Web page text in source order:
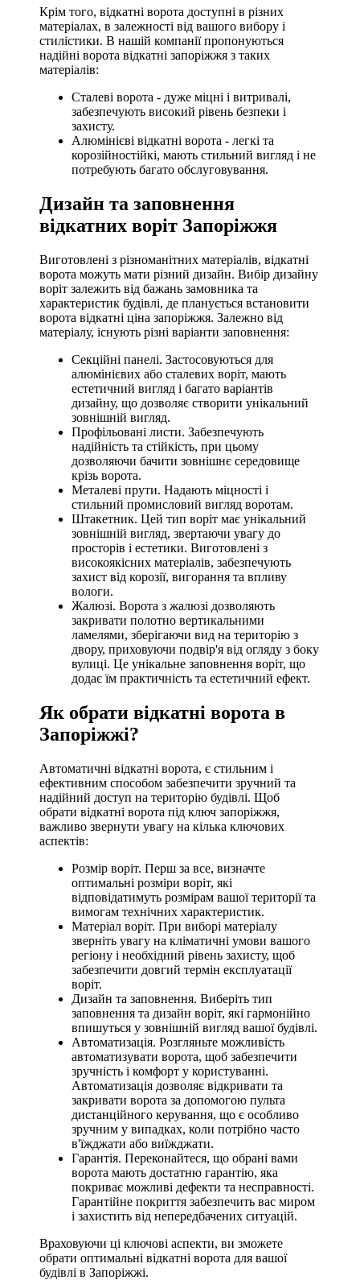
Крім того, відкатні ворота доступні в різних
матеріалах, в залежності від вашого вибору і
стилістики. В нашій компанії пропонуються
надійні ворота відкатні запоріжжя з таких
матеріалів:
Сталеві ворота - дуже міцні і витривалі,
забезпечують високий рівень безпеки і
захисту.
Алюмінієві відкатні ворота - легкі та
корозійностійкі, мають стильний вигляд і не
потребують багато обслуговування.
Дизайн та заповнення
відкатних воріт Запоріжжя
Виготовлені з різноманітних матеріалів, відкатні
ворота можуть мати різний дизайн. Вибір дизайну
воріт залежить від бажань замовника та
характеристик будівлі, де планується встановити
ворота відкатні ціна запоріжжя. Залежно від
матеріалу, існують різні варіанти заповнення:
Секційні панелі. Застосовуються для
алюмінієвих або сталевих воріт, мають
естетичний вигляд і багато варіантів
дизайну, що дозволяє створити унікальний
зовнішній вигляд.
Профільовані листи. Забезпечують
надійність та стійкість, при цьому
дозволяючи бачити зовнішнє середовище
крізь ворота.
Металеві прути. Надають міцності і
стильний промисловий вигляд воротам.
Штакетник. Цей тип воріт має унікальний
зовнішній вигляд, звертаючи увагу до
просторів і естетики. Виготовлені з
високоякісних матеріалів, забезпечують
захист від корозії, вигорання та впливу
вологи.
Жалюзі. Ворота з жалюзі дозволяють
закривати полотно вертикальними
ламелями, зберігаючи вид на територію з
двору, приховуючи подвір'я від огляду з боку
вулиці. Це унікальне заповнення воріт, що
додає їм практичність та естетичний ефект.
Як обрати відкатні ворота в
Запоріжжі?
Автоматичні відкатні ворота, є стильним і
ефективним способом забезпечити зручний та
надійний доступ на територію будівлі. Щоб
обрати відкатні ворота під ключ запоріжжя,
важливо звернути увагу на кілька ключових
аспектів:
Розмір воріт. Перш за все, визначте
оптимальні розміри воріт, які
відповідатимуть розмірам вашої території та
вимогам технічних характеристик.
Матеріал воріт. При виборі матеріалу
зверніть увагу на кліматичні умови вашого
регіону і необхідний рівень захисту, щоб
забезпечити довгий термін експлуатації
воріт.
Дизайн та заповнення. Виберіть тип
заповнення та дизайн воріт, які гармонійно
впишуться у зовнішній вигляд вашої будівлі.
Автоматизація. Розгляньте можливість
автоматизувати ворота, щоб забезпечити
зручність і комфорт у користуванні.
Автоматизація дозволяє відкривати та
закривати ворота за допомогою пульта
дистанційного керування, що є особливо
зручним у випадках, коли потрібно часто
в'їжджати або виїжджати.
Гарантія. Переконайтеся, що обрані вами
ворота мають достатню гарантію, яка
покриває можливі дефекти та несправності.
Гарантійне покриття забезпечить вас миром
і захистить від непередбачених ситуацій.
Враховуючи ці ключові аспекти, ви зможете
обрати оптимальні відкатні ворота для вашої
будівлі в Запоріжжі.